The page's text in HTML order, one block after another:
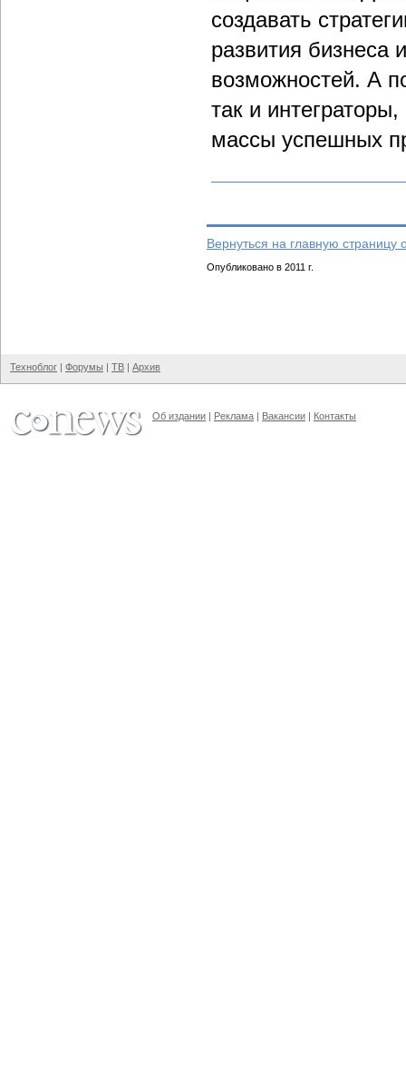
создавать
развития бизнеса
возможностей. А
так и
массы успешных
Вернуться на главную страницу
Опубликовано в 2011 г.
Техноблог | Форумы | ТВ | Архив
Об издании | Реклама | Вакансии | Контакты